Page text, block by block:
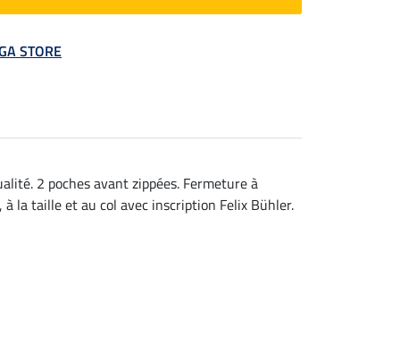
STORE
2 poches avant zippées. Fermeture à
la taille et au col avec inscription Felix Bühler.